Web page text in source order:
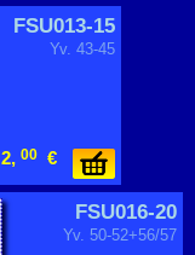
FSU013-15
Yv. 43-45
2, 00 €
FSU016-20
Yv. 50-52+56/57